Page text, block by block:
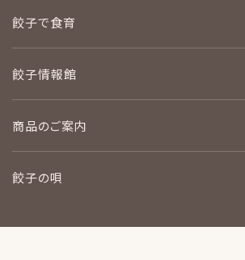
餃子で食育
餃子情報館
商品のご案内
餃子の唄